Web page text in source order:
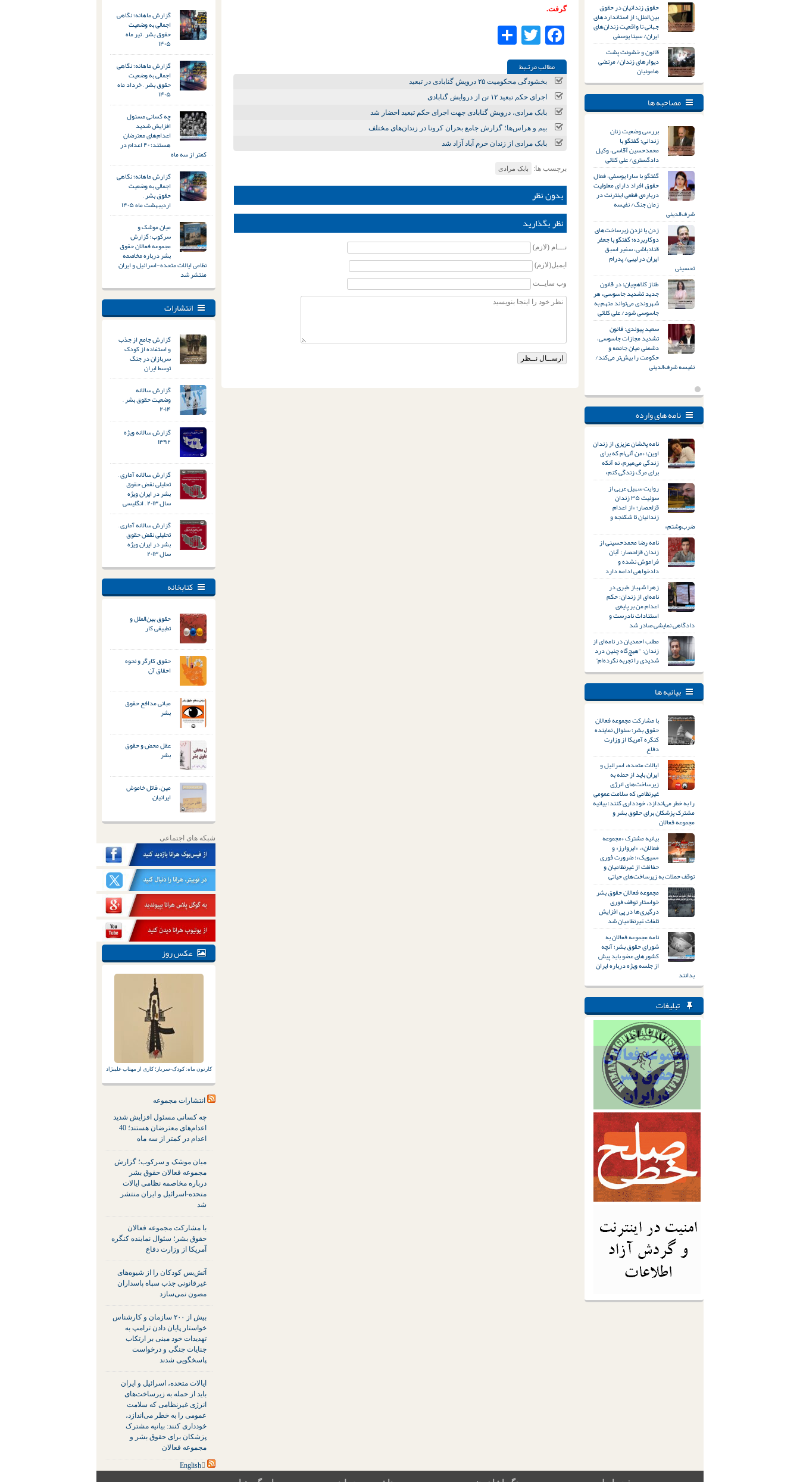
گزارش ماهانه؛ نگاهی
اجمالی به وضعیت
حقوق بشر – تیر ماه
۱۴۰۵
گزارش ماهانه؛ نگاهی
اجمالی به وضعیت
حقوق بشر – خرداد ماه
۱۴۰۵
چه کسانی مسئول
افزایش شدید
اعدام‌های معترضان
هستند؛ ۴۰ اعدام در
کمتر از سه ماه
گزارش ماهانه؛ نگاهی
اجمالی به وضعیت
حقوق بشر –
اردیبهشت ماه ۱۴۰۵
میان موشک و
سرکوب؛ گزارش
مجموعه فعالان حقوق
بشر درباره مخاصمه
نظامی ایالات متحده-اسرائیل و ایران
منتشر شد
انتشارات
گزارش جامع از جذب
و استفاده از کودک
سربازان در جنگ
توسط ایران
گزارش سالانه
وضعیت حقوق بشر –
۲۰۱۴
گزارش سالانه ویژه
۱۳۹۲
گزارش سالانه آماری –
تحلیلی نقض حقوق
بشر در ایران ویژه
سال ۲۰۱۳ – انگلیسی
گزارش سالانه آماری –
تحلیلی نقض حقوق
بشر در ایران ویژه
سال ۲۰۱۳
کتابخانه
حقوق بین‌الملل و
تطبیقی کار
حقوق کارگر و نحوه
احقاق آن
مبانی مدافع حقوق
بشر
عقل محض و حقوق
بشر
مین، قاتل خاموش
ایرانیان
شبکه های اجتماعی
عکس روز
کارتون ماه: کودک-سرباز؛ کاری از مهتاب علینژاد
انتشارات مجموعه
چه کسانی مسئول افزایش شدید
اعدام‌های معترضان هستند؛ 40
اعدام در کمتر از سه ماه
میان موشک و سرکوب؛ گزارش
مجموعه فعالان حقوق بشر
درباره مخاصمه نظامی ایالات
متحده-اسرائیل و ایران منتشر
شد
با مشارکت مجموعه فعالان
حقوق بشر؛ سئوال نماینده کنگره
آمریکا از وزارت دفاع
آتش‌بس کودکان را از شیوه‌های
غیرقانونی جذب سپاه پاسداران
مصون نمی‌سازد
بیش از ۲۰۰ سازمان و کارشناس
خواستار پایان دادن ترامپ به
تهدیدات خود مبنی بر ارتکاب
جنایات جنگی و درخواست
پاسخگویی شدند
ایالات متحده، اسرائیل و ایران
باید از حمله به زیرساخت‌های
انرژی غیرنظامی که سلامت
عمومی را به خطر می‌اندازد،
خودداری کنند: بیانیه مشترک
پزشکان برای حقوق بشر و
مجموعه فعالان
گرفت.
Facebook
Twitter
مطالب مرتـبط
بخشودگی محکومیت ۲۵ درویش گنابادی در تبعید
اجرای حکم تبعید ۱۲ تن از دروایش گنابادی
بابک مرادی، درویش گنابادی جهت اجرای حکم تبعید احضار شد
بیم و هراس‌ها؛ گزارش جامع بحران کرونا در زندان‌های مختلف
بابک مرادی از زندان خرم آباد آزاد شد
برچسب ها: بابک مرادی
بدون نظر
نظر بگذارید
نـــام (لازم)
ایمیل(لازم)
وب سایــت
حقوق زندانیان در حقوق
بین‌الملل؛ از استانداردهای
جهانی تا واقعیت زندان‌های
ایران/ سینا یوسفی
قانون و خشونت پشت
دیوارهای زندان/ مرتضی
هامونیان
مصاحبه ها
بررسی وضعیت زنان
زندانی؛ گفتگو با
محمدحسین آقاسی، وکیل
دادگستری/ علی کلائی
گفتگو با سارا یوسفی، فعال
حقوق افراد دارای معلولیت
درباره‌ی قطعی اینترنت در
زمان جنگ/ نفیسه
شرف‌الدینی
زدن یا نزدن زیرساخت‌های
دوکاربرده؛ گفتگو با جعفر
قنادباشی، سفیر اسبق
ایران در لیبی/ پدرام
تحسینی
طناز کلاهچیان: در قانون
جدید تشدید جاسوسی، هر
شهروندی می‌تواند متهم به
جاسوسی شود/ علی کلائی
سعید پیوندی: قانون
تشدید مجازات جاسوسی،
دشمنی میان جامعه و
حکومت را بیش‌تر می‌کند/
نفیسه شرف‌الدینی
نامه های وارده
نامه پخشان عزیزی از زندان
اوین؛ «من آنی‌ام که برای
زندگی می‌میرم، نه آنکه
برای مرگ زندگی کنم»
روایت سهیل عربی از
سوئیت ۳۵ زندان
قزلحصار؛ «از اعدام
زندانیان تا شکنجه و
ضرب‌وشتم»
نامه رضا محمدحسینی از
زندان قزلحصار: آبان
فراموش نشده و
دادخواهی ادامه دارد
زهرا شهباز طبری در
نامه‌ای از زندان: حکم
اعدام من بر پایه‌ی
استنادات نادرست و
دادگاهی نمایشی صادر شد
مطلب احمدیان در نامه‌ای از
زندان: “هیچ‌گاه چنین درد
شدیدی را تجربه نکرده‌ام”
بیانیه ها
با مشارکت مجموعه فعالان
حقوق بشر؛ سئوال نماینده
کنگره آمریکا از وزارت
دفاع
ایالات متحده، اسرائیل و
ایران باید از حمله به
زیرساخت‌های انرژی
غیرنظامی که سلامت عمومی
را به خطر می‌اندازد، خودداری کنند: بیانیه
مشترک پزشکان برای حقوق بشر و
مجموعه فعالان
بیانیه مشترک «مجموعه
فعالان»، «ایروارز» و
«سیویک»: ضرورت فوری
حفاظت از غیرنظامیان و
توقف حملات به زیرساخت‌های حیاتی
مجموعه فعالان حقوق بشر
خواستار توقف فوری
درگیری‌ها در پی افزایش
تلفات غیرنظامیان شد
نامه مجموعه فعالان به
شورای حقوق بشر؛ آنچه
کشورهای عضو باید پیش
از جلسه ویژه درباره ایران
بدانند
تبلیغات